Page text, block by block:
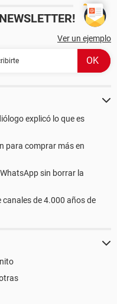
Ver un ejemplo
explicó lo que es
para comprar más en
sin borrar la
de 4.000 años de